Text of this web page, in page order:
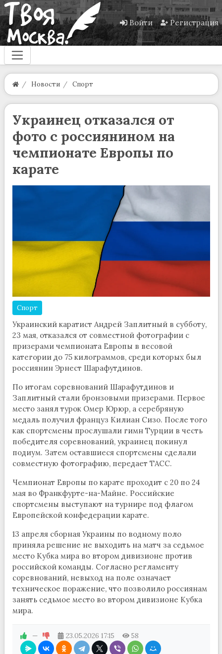
Войти Регистрация
Новости Спорт
Украинец отказался от
фото с россиянином на
чемпионате Европы по
карате
Спорт
Украинский каратист Андрей Заплитный в субботу,
23 мая, отказался от совместной фотографии с
призерами чемпионата Европы в весовой
категории до 75 килограммов, среди которых был
россиянин Эрнест Шарафутдинов.
По итогам соревнований Шарафутдинов и
Заплитный стали бронзовыми призерами. Первое
место занял турок Омер Юрюр, а серебряную
медаль получил француз Килиан Сизо. После того
как спортсмены прослушали гимн Турции в честь
победителя соревнований, украинец покинул
подиум. Затем оставшиеся спортсмены сделали
совместную фотографию, передает ТАСС.
Чемпионат Европы по карате проходит с 20 по 24
мая во Франкфурте-на-Майне. Российские
спортсмены выступают на турнире под флагом
Европейской конфедерации карате.
13 апреля сборная Украины по водному поло
приняла решение не выходить на матч за седьмое
место Кубка мира во втором дивизионе против
российской команды. Согласно регламенту
соревнований, невыход на поле означает
техническое поражение, что позволило россиянам
занять седьмое место во втором дивизионе Кубка
мира.
— 23.05.2026 17:15 58